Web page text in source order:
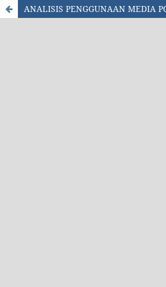
ANALISIS PENGGUNAAN MEDIA